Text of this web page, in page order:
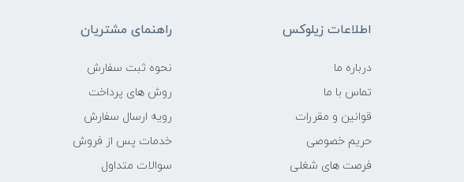
اطلاعات زیلوکس
درباره ما
تماس با ما
قوانین و مقررات
حریم خصوصی
فرصت های شغلی
راهنمای مشتریان
نحوه ثبت سفارش
روش های پرداخت
رویه ارسال سفارش
خدمات پس از فروش
سوالات متداول